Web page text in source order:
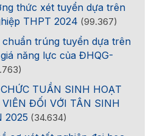
thức xét tuyển dựa trên
THPT 2024 (99.367)
trúng tuyển dựa trên
năng lực của ĐHQG-
TUẦN SINH HOẠT
ĐỐI VỚI TÂN SINH
2025 (34.634)